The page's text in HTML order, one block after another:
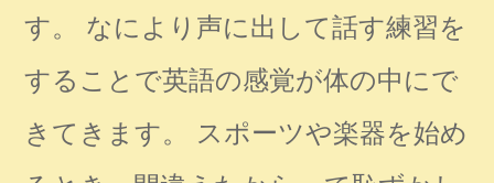
す。 なにより声に出して話す練習を
することで英語の感覚が体の中にで
きてきます。 スポーツや楽器を始め